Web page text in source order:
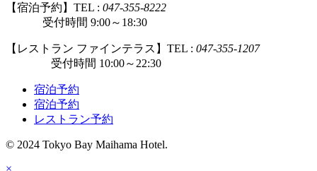
【宿泊予約】TEL : 047-355-8222
受付時間 9:00～18:30
【レストラン ファインテラス】TEL : 047-355-1207
受付時間 10:00～22:30
宿泊予約
宿泊予約
レストラン予約
© 2024 Tokyo Bay Maihama Hotel.
×